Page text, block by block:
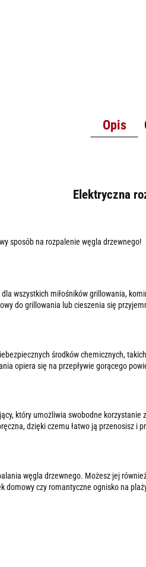
Opis
Elektryczna
sposób na rozpalenie węgla drzewnego!
wszystkich miłośników grillowania,
do grillowania lub cieszenia się
środków chemicznych,
opiera się na przepływie gorącego
który umożliwia swobodne
dzięki czemu łatwo ją przenosisz i
węgla drzewnego. Możesz jej
czy romantyczne ognisko na